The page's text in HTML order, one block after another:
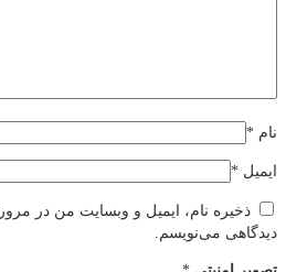
نام *
ایمیل *
ذخیره نام، ایمیل و وبسایت من در
دیدگاهی می‌نویسم.